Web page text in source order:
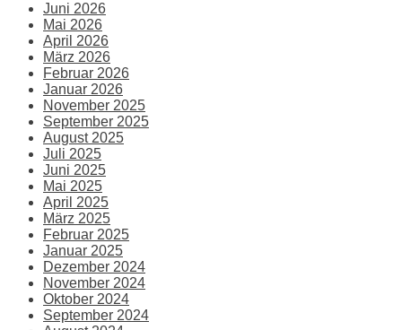
Juni 2026
Mai 2026
April 2026
März 2026
Februar 2026
Januar 2026
November 2025
September 2025
August 2025
Juli 2025
Juni 2025
Mai 2025
April 2025
März 2025
Februar 2025
Januar 2025
Dezember 2024
November 2024
Oktober 2024
September 2024